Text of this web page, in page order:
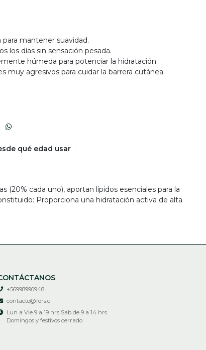
mantener suavidad.
los días sin sensación pesada.
húmeda para potenciar la hidratación.
muy agresivos para cuidar la barrera cutánea.
(20% cada uno), aportan lípidos esenciales para la
Proporciona una hidratación activa de alta
qué edad usar
+56998990948
contacto@fors.cl
Lun a Vie 9 a 19 hrs Sab de 9 a 14 hrs
Domingos y festivos cerrado